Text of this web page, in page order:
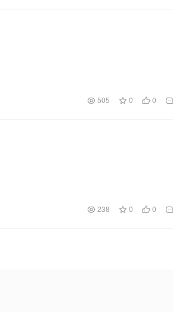
505 0 0
238 0 0